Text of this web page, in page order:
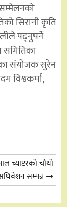
सम्मेलनको
सिरानी कृति
पढ्नुपर्ने
संयोजक सुरेन
विश्वकर्मा,
च्याप्टरको चौथो
सम्पन्न